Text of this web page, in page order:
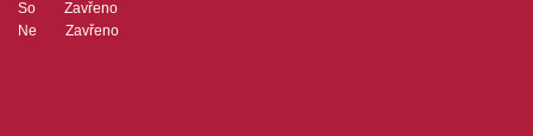
Odběr minimálně 1 kus
So Zavřeno
Ne Zavřeno